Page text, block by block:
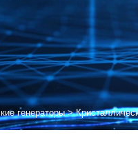
генераторы>